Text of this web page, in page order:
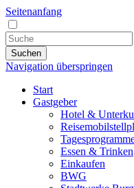
Seitenanfang
Suchen
Navigation überspringen
Start
Gastgeber
Hotel &
Essen & Trinken
Einkaufen
BWG